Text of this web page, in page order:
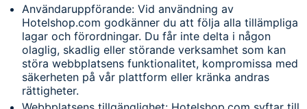
Användaruppförande: Vid användning av
Hotelshop.com godkänner du att följa alla tillämpliga
lagar och förordningar. Du får inte delta i någon
olaglig, skadlig eller störande verksamhet som kan
störa webbplatsens funktionalitet, kompromissa med
säkerheten på vår plattform eller kränka andras
rättigheter.